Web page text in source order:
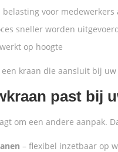
belasting voor medewerkers
sneller worden
op hoogte
een kraan die aansluit bij
past bij
om een andere aanpak.
– flexibel inzetbaar op